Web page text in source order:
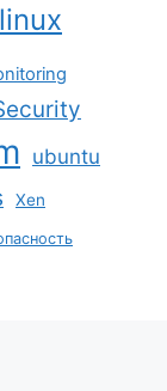
linux
ubuntu
Xen